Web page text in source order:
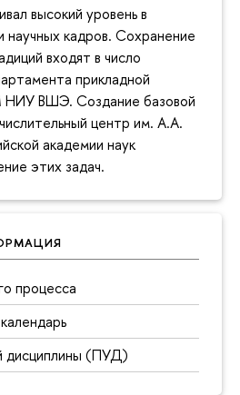
высокий уровень в
научных кадров. Сохранение
входят в число
прикладной
ВШЭ. Создание базовой
центр им. А.А.
академии наук
этих задач.
процесса
дисциплины (ПУД)